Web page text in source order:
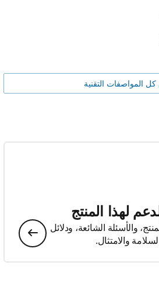
المواصفات التقنية
لهذا المنتج
والأسئلة الشائعة، ودلائل
والامتثال.